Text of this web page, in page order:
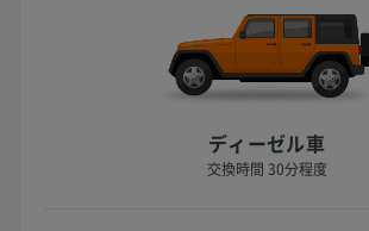
ディーゼル車
交換時間 30分程度